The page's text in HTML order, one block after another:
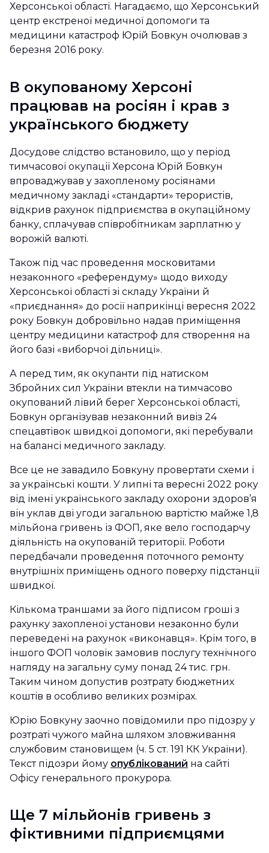
Херсонської області. Нагадаємо, що Херсонський
центр екстреної медичної допомоги та
медицини катастроф Юрій Бовкун очолював з
березня 2016 року.
В окупованому Херсоні
працював на росіян і крав з
українського бюджету
Досудове слідство встановило, що у період
тимчасової окупації Херсона Юрій Бовкун
впроваджував у захопленому росіянами
медичному закладі «стандарти» терористів,
відкрив рахунок підприємства в окупаційному
банку, сплачував співробітникам зарплатню у
ворожій валюті.
Також під час проведення московитами
незаконного «референдуму» щодо виходу
Херсонської області зі складу України й
«приєднання» до росії наприкінці вересня 2022
року Бовкун добровільно надав приміщення
центру медицини катастроф для створення на
його базі «виборчої дільниці».
А перед тим, як окупанти під натиском
Збройних сил України втекли на тимчасово
окупований лівий берег Херсонської області,
Бовкун організував незаконний вивіз 24
спецавтівок швидкої допомоги, які перебували
на балансі медичного закладу.
Все це не завадило Бовкуну провертати схеми і
за українські кошти. У липні та вересні 2022 року
від імені українського закладу охорони здоров’я
він уклав дві угоди загальною вартістю майже 1,8
мільйона гривень із ФОП, яке вело господарчу
діяльність на окупованій території. Роботи
передбачали проведення поточного ремонту
внутрішніх приміщень одного поверху підстанції
швидкої.
Кількома траншами за його підписом гроші з
рахунку захопленої установи незаконно були
переведені на рахунок «виконавця». Крім того, в
іншого ФОП чоловік замовив послугу технічного
нагляду на загальну суму понад 24 тис. грн.
Таким чином допустив розтрату бюджетних
коштів в особливо великих розмірах.
Юрію Бовкуну заочно повідомили про підозру у
розтраті чужого майна шляхом зловживання
службовим становищем (ч. 5 ст. 191 КК України).
Текст підозри йому опублікований на сайті
Офісу генерального прокурора.
Ще 7 мільйонів гривень з
фіктивними підприємцями